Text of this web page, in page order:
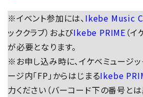
※イベント参加には、 Ikebe Music
ッククラブ）およびIkebe PRIME （
が必要となります。
※お申し込み時に、イケベミュージッ
ージ内「FP」からはじまるIkebe
力ください（バーコード下の番号とは